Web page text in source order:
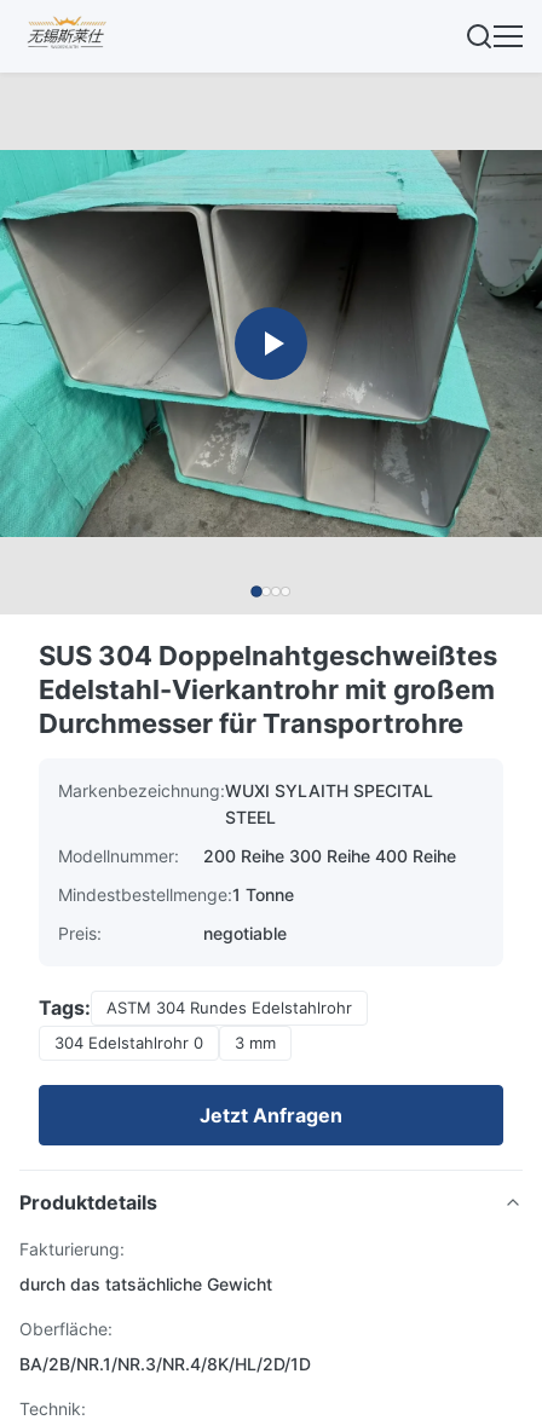
SUS 304 Doppelnahtgeschweißtes
Edelstahl-Vierkantrohr mit großem
Durchmesser für Transportrohre
Markenbezeichnung:WUXI SYLAITH SPECITAL
STEEL
Modellnummer:
200 Reihe 300 Reihe 400 Reihe
Mindestbestellmenge:1 Tonne
Preis:
negotiable
Tags:
ASTM 304 Rundes Edelstahlrohr
304 Edelstahlrohr 0
3 mm
Jetzt Anfragen
Produktdetails
Fakturierung:
durch das tatsächliche Gewicht
Oberfläche:
BA/2B/NR.1/NR.3/NR.4/8K/HL/2D/1D
Technik: